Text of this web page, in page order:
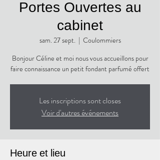
Portes Ouvertes au
cabinet
sam. 27 sept.
  |
Coulommiers
Bonjour Céline et moi nous vous accueillons pour
faire connaissance un petit fondant parfumé offert
Les inscriptions sont closes
Voir d'autres événements
Heure et lieu